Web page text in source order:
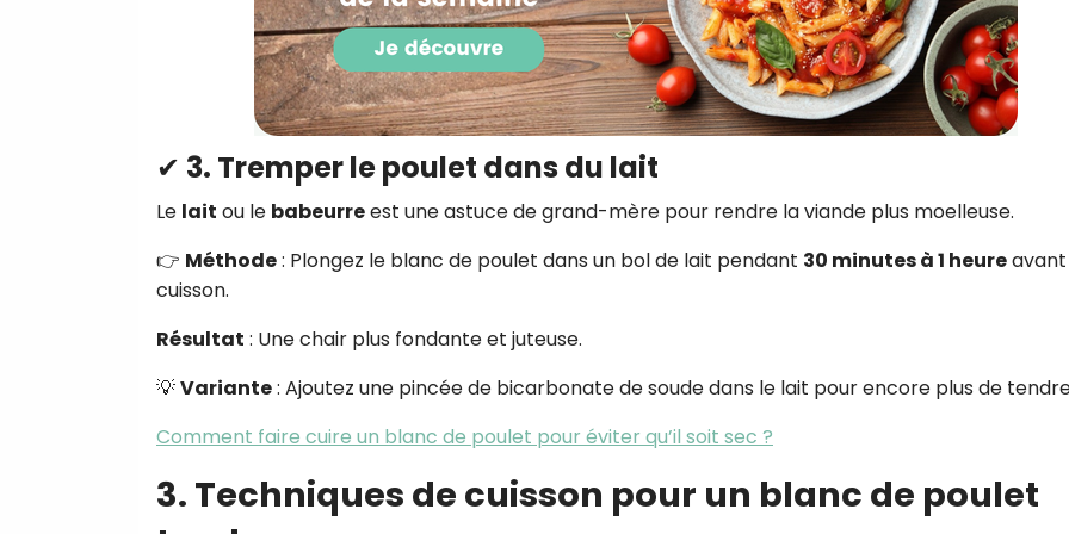
✔ 3. Tremper le poulet dans du lait
Le lait ou le babeurreest une astuce de grand-mère pour rendre la viande plus moelleuse.
👉 Méthode: Plongez le blanc de poulet dans un bol de lait pendant 30 minutes à 1 heureavant
cuisson.
Résultat : Une chair plus fondante et juteuse.
💡Variante: Ajoutez une pincée de bicarbonate de soude dans le lait pour encore plus de
Comment faire cuire un blanc de poulet pour éviter qu’il soit sec ?
3. Techniques de cuisson pour un blanc de poulet